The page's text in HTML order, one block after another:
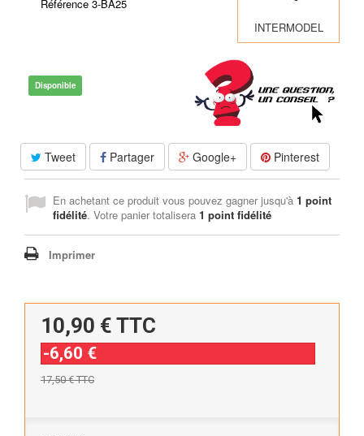
Référence 3-BA25
INTERMODEL
Disponible
Tweet Partager Google+ Pinterest
En achetant ce produit vous pouvez gagner jusqu'à 1 point
fidélité. Votre panier totalisera 1 point fidélité
Imprimer
10,90 € TTC
-6,60 €
17,50 €TTC